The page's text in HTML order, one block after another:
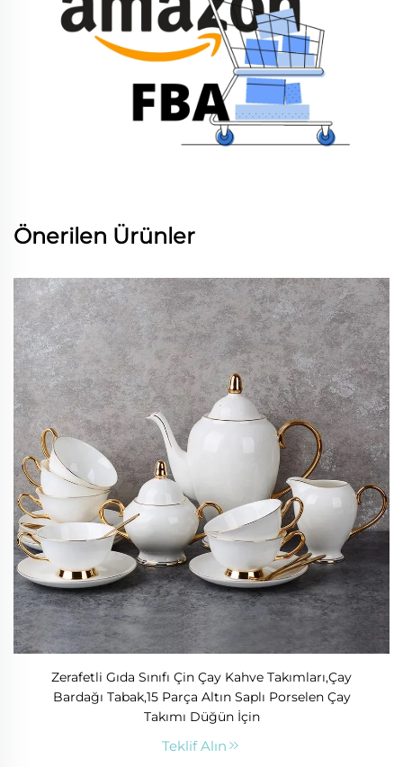
Önerilen Ürünler
Zerafetli Gıda Sınıfı Çin Çay Kahve Takımları,Çay
Bardağı Tabak,15 Parça Altın Saplı Porselen Çay
Takımı Düğün İçin
Teklif Alın